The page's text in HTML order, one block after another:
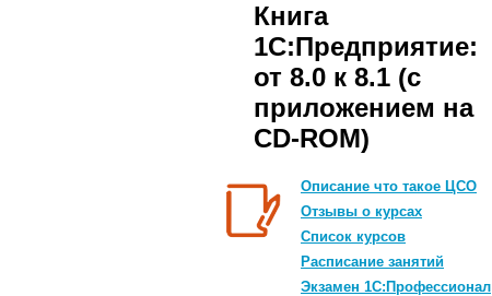
Книга
1С:Предприятие:
от 8.0 к 8.1 (с
приложением на
CD-ROM)
Описание что такое ЦСО
Отзывы о курсах
Список курсов
Расписание занятий
Экзамен 1С:Профессионал